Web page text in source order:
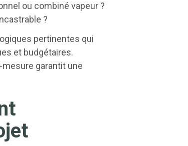
ou combiné vapeur ?
?
pertinentes qui
et budgétaires.
garantit une